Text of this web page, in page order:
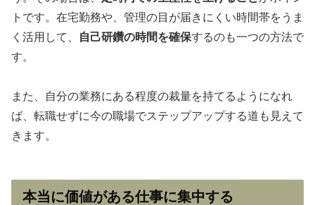
トです。在宅勤務や、管理の目が届きにくい時間帯をうま
く活用して、
自己研鑽の時間を確保するのも一つの方法で
す。
また、自分の業務にある程度の裁量を持てるようになれ
ば、転職せずに今の職場でステップアップする道も見えて
きます。
本当に価値がある仕事に集中する